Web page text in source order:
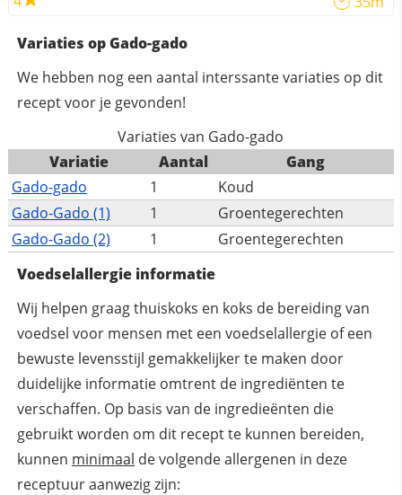
Variaties op Gado-gado
We hebben nog een aantal interssante variaties op dit
recept voor je gevonden!
Variaties van Gado-gado
Variatie
Aantal
Gang
Gado-gado
1
Koud
Gado-Gado (1)
1
Groentegerechten
Gado-Gado (2)
1
Groentegerechten
Voedselallergie informatie
Wij helpen graag thuiskoks en koks de bereiding van
voedsel voor mensen met een voedselallergie of een
bewuste levensstijl gemakkelijker te maken door
duidelijke informatie omtrent de ingrediënten te
verschaffen. Op basis van de ingredieënten die
gebruikt worden om dit recept te kunnen bereiden,
kunnen minimaal de volgende allergenen in deze
receptuur aanwezig zijn: